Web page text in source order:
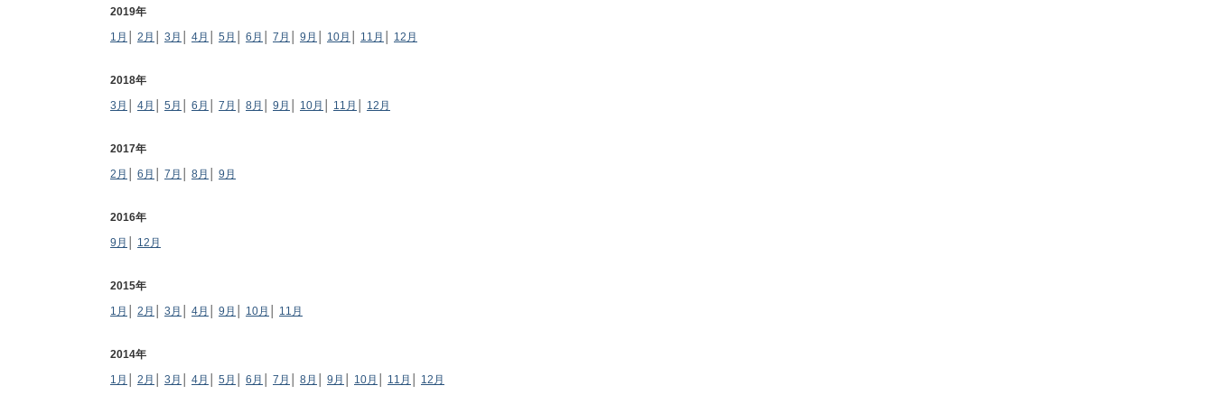
2019年
1月
2月 3月 4月 5月 6月 7月 9月 10月 11月 12月
2018年
3月
4月 5月 6月 7月 8月 9月 10月 11月 12月
2017年
2月
6月 7月 8月 9月
2016年
9月
12月
2015年
1月
2月 3月 4月 9月 10月 11月
2014年
1月
2月 3月 4月 5月 6月 7月 8月 9月 10月 11月 12月